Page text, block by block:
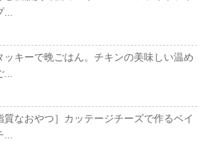
ッキーで晩ごはん。チキンの美味しい温め
質なおやつ］カッテージチーズで作るベイ